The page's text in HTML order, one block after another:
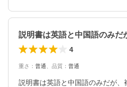
4
重さ ： 普通 品質 ： 普通
説明書は英語と中国語のみだが